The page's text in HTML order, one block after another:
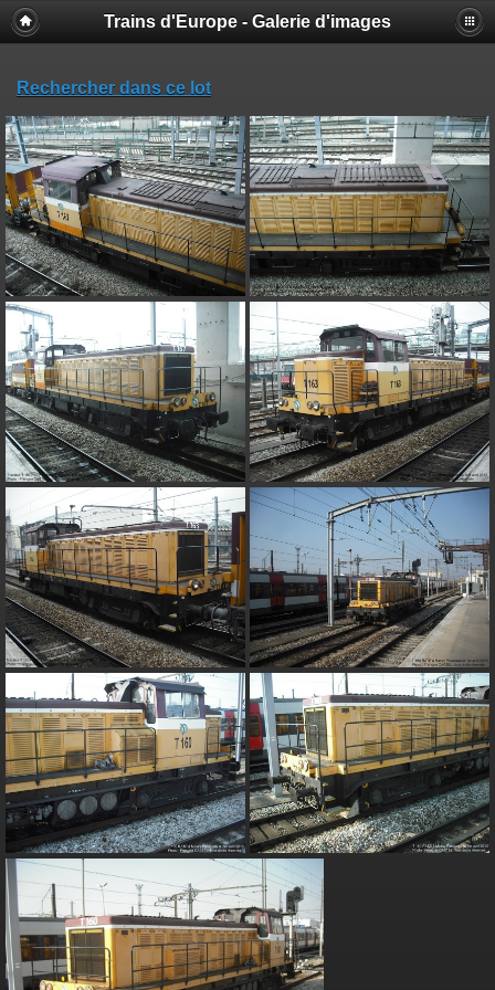
Trains d'Europe - Galerie d'images
Rechercher dans ce lot